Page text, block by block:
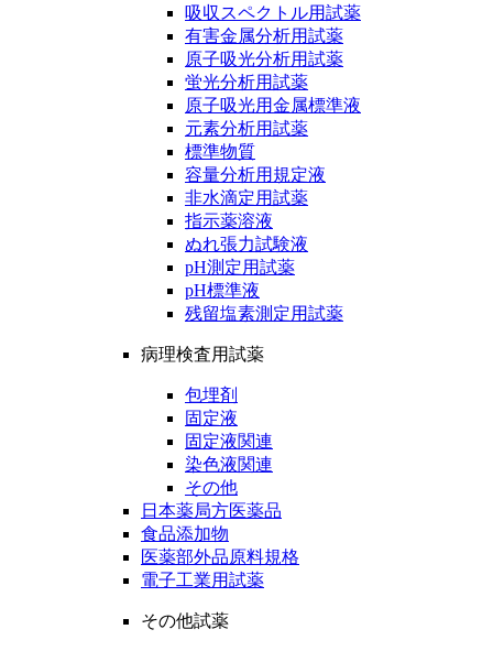
吸収スペクトル用試薬
有害金属分析用試薬
原子吸光分析用試薬
蛍光分析用試薬
原子吸光用金属標準液
元素分析用試薬
標準物質
容量分析用規定液
非水滴定用試薬
指示薬溶液
ぬれ張力試験液
pH測定用試薬
pH標準液
残留塩素測定用試薬
病理検査用試薬
包埋剤
固定液
固定液関連
染色液関連
その他
日本薬局方医薬品
食品添加物
医薬部外品原料規格
電子工業用試薬
その他試薬